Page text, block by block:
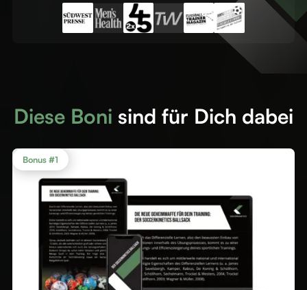
Diese Boni sind für Dich dabei
Bonus #1